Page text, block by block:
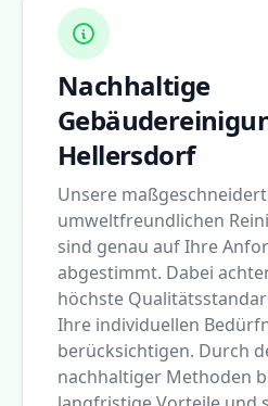
Nachhaltige
Hellersdorf
Unsere
umweltfreundlichen
sind genau auf Ihre
abgestimmt. Dabei
höchste
Ihre individuellen
berücksichtigen. Durch
nachhaltiger Methoden